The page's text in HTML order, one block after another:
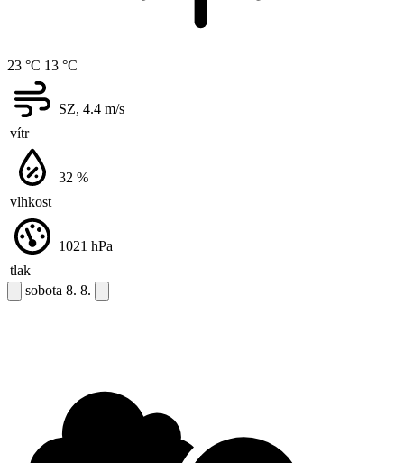
23 °C 13 °C
vítr
SZ, 4.4 m/s
vlhkost
32 %
tlak
1021 hPa
sobota 8. 8.